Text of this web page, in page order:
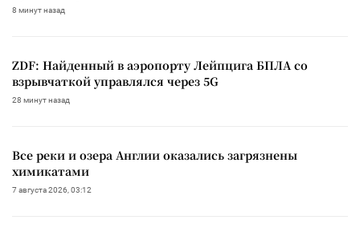
8 минут назад
ZDF: Найденный в аэропорту Лейпцига БПЛА со
взрывчаткой управлялся через 5G
28 минут назад
Все реки и озера Англии оказались загрязнены
химикатами
7 августа 2026, 03:12